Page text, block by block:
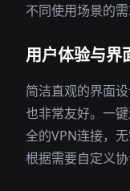
不同使用场景的需
用户体验与界
简洁直观的界面
也非常友好。一
全的VPN连接，
根据需要自定义